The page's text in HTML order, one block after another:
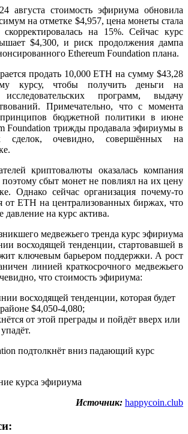
августа стоимость эфириума обновила
на отметке $4,957, цена монеты стала
на 15%. Сейчас курс
$4,300, и риск продолжения дампа
Ethereum Foundation плана.
продать 10,000 ETH на сумму $43,28
курсу, чтобы получить деньги на
исследовательских программ, выдачу
Примечательно, что с момента
бюджетной политики в июне
Foundation трижды продавала эфириумы в
сделок, очевидно, совершённых на
криптовалюты оказалась компания
сбыт монет не повлиял на их цену
Однако сейчас организация почему-то
от ETH на централизованных биржах, что
давление на курс актива.
медвежьего тренда курс эфириума
восходящей тенденции, стартовавшей в
ключевым барьером поддержки. А рост
линией краткосрочного медвежьего
что стоимость эфириума:
восходящей тенденции, которая будет
$4,050-4,080;
от этой преграды и пойдёт вверх или
курса эфириума
Источник: happycoin.club